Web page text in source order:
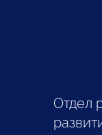
Отдел